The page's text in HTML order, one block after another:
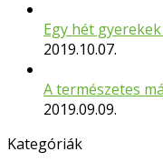
Egy hét
2019.10.07.
A természetes
2019.09.09.
Kategóriák